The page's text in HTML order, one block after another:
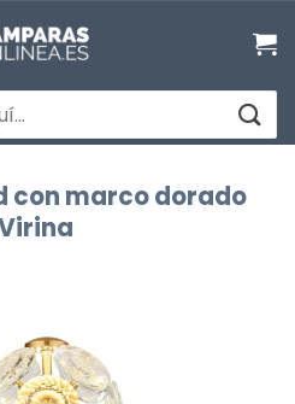
con marco dorado